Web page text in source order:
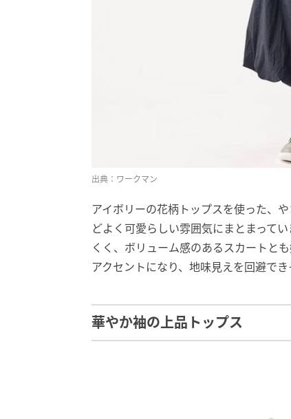
出典：ワークマン
アイボリーの花柄トップスを使った、
どよく可愛らしい雰囲気にまとまって
くく、ボリューム感のあるスカートと
アクセントになり、地味見えを回避でき
華やか袖の上品トップス